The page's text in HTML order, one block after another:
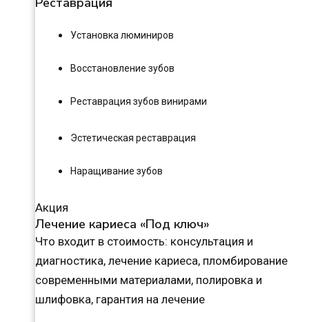
Установка люминиров
Восстановление зубов
Реставрация зубов винирами
Эстетическая реставрация
Наращивание зубов
Акция
Лечение кариеса «Под ключ»
Что входит в стоимость: консультация и
диагностика, лечение кариеса, пломбирование
современными материалами, полировка и
шлифовка, гарантия на лечение